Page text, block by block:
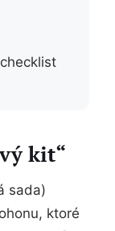
kit“
sada)
ktoré